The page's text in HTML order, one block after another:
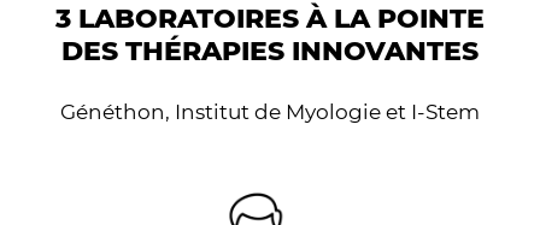
3 LABORATOIRES À LA POINTE
DES THÉRAPIES INNOVANTES
Généthon, Institut de Myologie et I-Stem